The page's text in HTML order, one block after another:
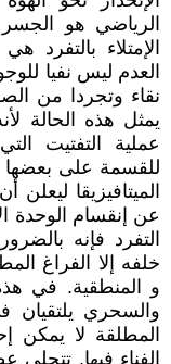
الرياضي هو
الإمتلاء
العدم ليس نفيا
نقاء وتجردا من
يمثل هذه الحالة
عملية التفتيت
للقسمة على
الميتافيزيقا
عن إنقسام الوحدة
التفرد فإنه
خلفه إلا الفراغ
و المنطقية. في
والسحري
المطلقة لا يمكن
الفناء فيها.